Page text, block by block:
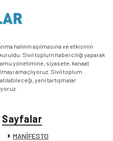
halinin aşılmasına ve etkisinin
Sivil toplum haberciliği yaparak
yönetimine, siyasete, kanaat
amaçlıyoruz. Sivil toplum
yeni tartışmalar
Sayfalar
MANİFESTO